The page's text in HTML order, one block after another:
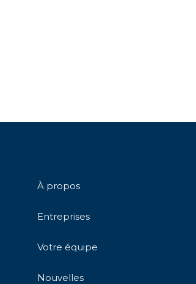
À propos
Entreprises
Votre équipe
Nouvelles